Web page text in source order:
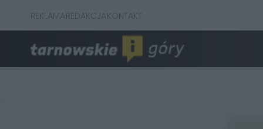
REKLAMAREDAKCJAKONTAKT